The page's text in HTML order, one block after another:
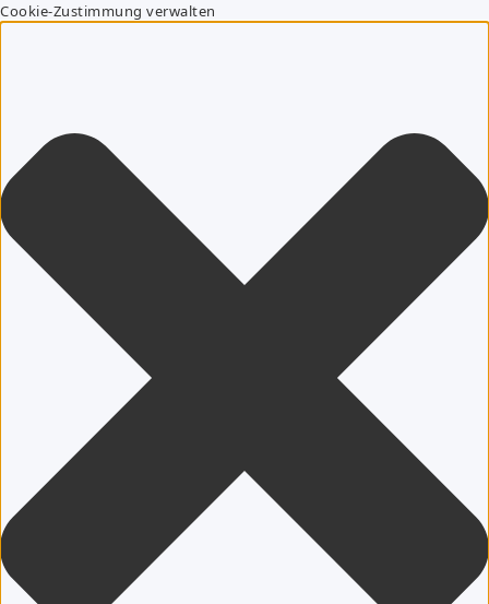
Cookie-Zustimmung verwalten